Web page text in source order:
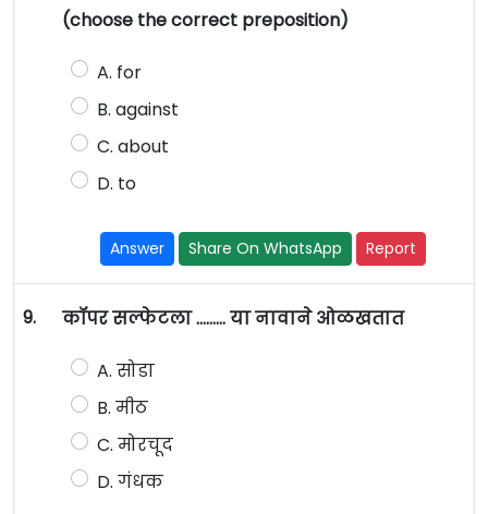
(choose the correct preposition)
A. for
B. against
C. about
D. to
Answer Share On WhatsApp Report
9. कॉपर सल्फेटला ……… या नावाने ओळखतात
A. सोडा
B. मीठ
C. मोरचूद
D. गंधक